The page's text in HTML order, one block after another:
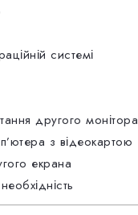
системі
другого монітора
з відеокартою
екрана